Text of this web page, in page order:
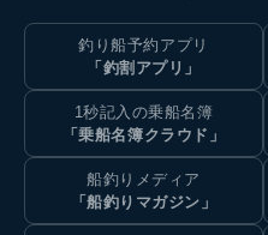
釣り船予約アプリ
「釣割アプリ」
1秒記入の乗船名簿
「乗船名簿クラウド」
船釣りメディア
「船釣りマガジン」